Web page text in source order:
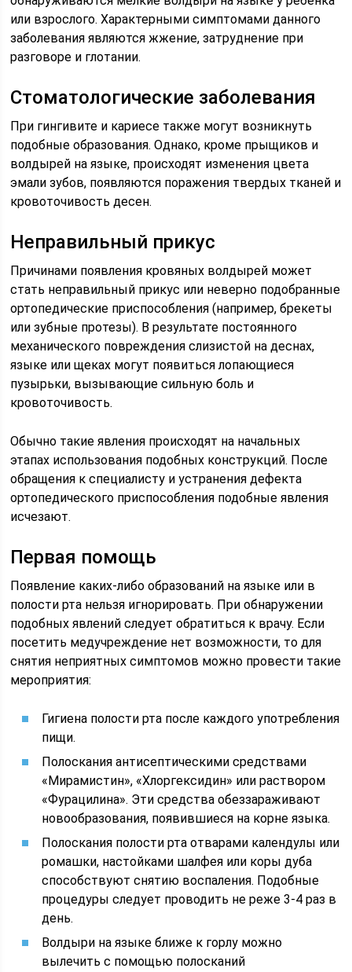
или взрослого. Характерными симптомами данного
заболевания являются жжение, затруднение при
разговоре и глотании.
Стоматологические заболевания
При гингивите и кариесе также могут возникнуть
подобные образования. Однако, кроме прыщиков и
волдырей на языке, происходят изменения цвета
эмали зубов, появляются поражения твердых тканей и
кровоточивость десен.
Неправильный прикус
Причинами появления кровяных волдырей может
стать неправильный прикус или неверно подобранные
ортопедические приспособления (например, брекеты
или зубные протезы). В результате постоянного
механического повреждения слизистой на деснах,
языке или щеках могут появиться лопающиеся
пузырьки, вызывающие сильную боль и
кровоточивость.
Обычно такие явления происходят на начальных
этапах использования подобных конструкций. После
обращения к специалисту и устранения дефекта
ортопедического приспособления подобные явления
исчезают.
Первая помощь
Появление каких-либо образований на языке или в
полости рта нельзя игнорировать. При обнаружении
подобных явлений следует обратиться к врачу. Если
посетить медучреждение нет возможности, то для
снятия неприятных симптомов можно провести такие
мероприятия:
Гигиена полости рта после каждого употребления
пищи.
Полоскания антисептическими средствами
«Мирамистин», «Хлоргексидин» или раствором
«Фурацилина». Эти средства обеззараживают
новообразования, появившиеся на корне языка.
Полоскания полости рта отварами календулы или
ромашки, настойками шалфея или коры дуба
способствуют снятию воспаления. Подобные
процедуры следует проводить не реже 3-4 раз в
день.
Волдыри на языке ближе к горлу можно
вылечить с помощью полосканий